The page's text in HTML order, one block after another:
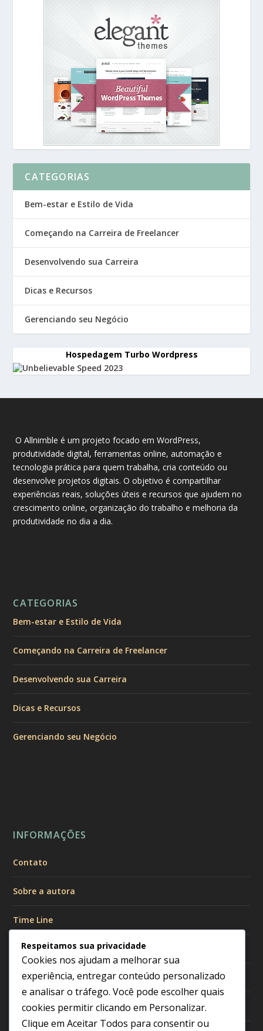
CATEGORIAS
Bem-estar e Estilo de Vida
Começando na Carreira de Freelancer
Desenvolvendo sua Carreira
Dicas e Recursos
Gerenciando seu Negócio
Hospedagem Turbo Wordpress
O Allnimble é um projeto focado em WordPress,
produtividade digital, ferramentas online, automação e
tecnologia prática para quem trabalha, cria conteúdo ou
desenvolve projetos digitais. O objetivo é compartilhar
experiências reais, soluções úteis e recursos que ajudem no
crescimento online, organização do trabalho e melhoria da
produtividade no dia a dia.
CATEGORIAS
Bem-estar e Estilo de Vida
Começando na Carreira de Freelancer
Desenvolvendo sua Carreira
Dicas e Recursos
Gerenciando seu Negócio
INFORMAÇÕES
Contato
Sobre a autora
Time Line
Políticas de Privacidade
Política de Cookies
Política Editorial
Respeitamos sua privacidade
Cookies nos ajudam a melhorar sua
experiência, entregar conteúdo personalizado
e analisar o tráfego. Você pode escolher quais
cookies permitir clicando em Personalizar.
Clique em Aceitar Todos para consentir ou